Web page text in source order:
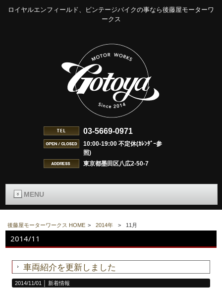
ロイヤルエンフィールド、ビンテージバイクの事なら後藤屋モーターワ
ークス
03-5669-0971
10:00-19:00 不定休(ｶﾚﾝﾀﾞｰ参
照)
東京都墨田区八広2-50-7
MENU
後藤屋モーターワークス HOME > 2014年 > 11月
2014/11
車両紹介を更新しました
2014/11/01 │ 新着情報